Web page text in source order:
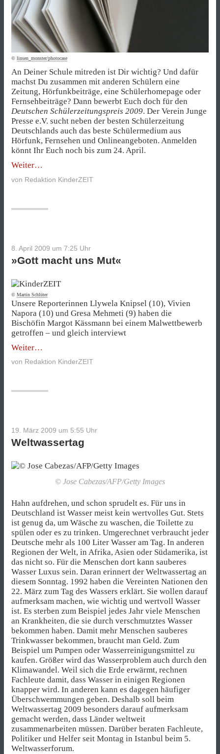
© linsen_monster/photocase
An Deiner Schule mitreden ist Dir wichtig? Und dafür
machst Du zusammen mit anderen Schülern eine
Zeitung, Hörfunkbeiträge, eine Schülerhomepage oder
Fernsehbeiträge? Dann bewerbt Euch doch für den
Deutschen Schülerzeitungspreis 2009. Der Verein Junge
Presse e.V. sucht neben der besten Schülerzeitung
Deutschlands auch das beste Schülermedium aus
Hörfunk, Fernsehen und Onlineangeboten. Anmelden
könnt Ihr Euch noch bis zum 24. April.
Weiter„Preisverdächtig
Wettbewerb
von Redaktion KinderZEIT
8. April 2009 um 7:25 Uhr
»Gott macht uns Mut«
© Martin Schlüter
Unsere Reporterinnen Llywela Knipsel (10), Vivien
Napora (10) und Gresa Mehmeti (9) haben die
Bischöfin Margot Kässmann bei einem Malwettbewerb
getroffen – und gleich interviewt
Weiter„»Gott
uns
von Redaktion KinderZEIT
19. März 2009 um 5:55 Uhr
Weltwassertag
© Jose Cabezas/AFP/Getty Images
Hahn aufdrehen, und schon sprudelt es. Für uns in
Deutschland ist Wasser meist kein wertvolles Gut. Stets
ist genug da, um Wäsche zu waschen, die Toilette zu
spülen oder es zu trinken. Umgerechnet verbraucht jeder
Deutsche mehr als 100 Liter Wasser am Tag. In anderen
Regionen der Welt, in Afrika, Asien oder Südamerika, ist
das nicht so. Für die Menschen dort kann sauberes
Wasser Luxus sein. Daran erinnert der Weltwassertag an
diesem Sonntag. 1992 haben die Vereinten Nationen den
22. März zum Tag des Wassers erklärt. Sie wollen darauf
aufmerksam machen, wie wichtig und wertvoll Wasser
ist. Es sterben zum Beispiel jedes Jahr viele Menschen
an Krankheiten, die sie durch verschmutztes Wasser
bekommen haben. Damit mehr Menschen sauberes
Trinkwasser bekommen, braucht man Geld. Zum
Beispiel um Pumpen oder Wasserreinigungsmittel zu
kaufen. Größer wird das Wasserproblem auch durch den
Klimawandel. Weil sich die Erde erwärmt, rechnen
Fachleute damit, dass Wasser in einigen Regionen
knapper wird. In anderen kann es dagegen häufiger
Überschwemmungen geben. Deshalb soll beim
Weltwassertag 2009 besonders darauf aufmerksam
gemacht werden, dass Länder weltweit
zusammenarbeiten müssen. Darüber beraten Fachleute,
Politiker und Helfer seit Montag in Istanbul beim 5.
Weltwasserforum.